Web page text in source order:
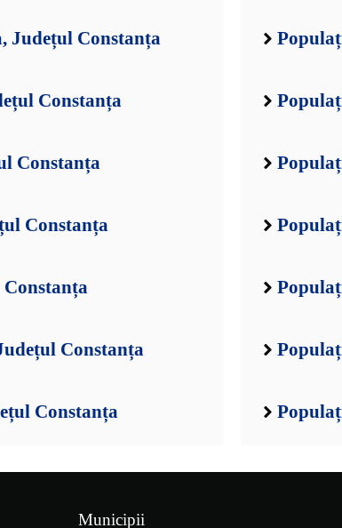
Județul Constanța
Constanța
Constanța
Constanța
Constanța
Constanța
Municipii